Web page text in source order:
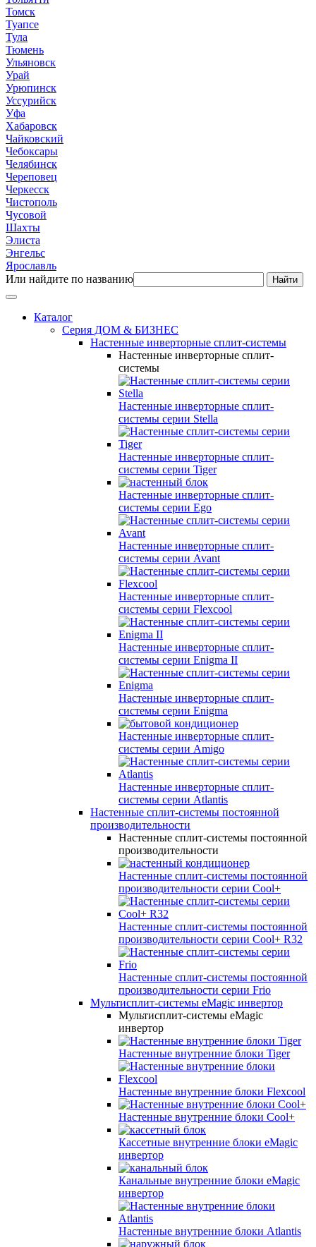
Томск
Туапсе
Тула
Тюмень
Ульяновск
Урай
Урюпинск
Уссурийск
Уфа
Хабаровск
Чайковский
Чебоксары
Челябинск
Череповец
Черкесск
Чистополь
Чусовой
Шахты
Элиста
Энгельс
Ярославль
Или найдите по названию
Каталог
Серия ДОМ & БИЗНЕС
Настенные инверторные сплит-системы
Настенные инверторные сплит-
системы
Настенные инверторные сплит-
системы серии Stella
Настенные инверторные сплит-
системы серии Tiger
Настенные инверторные сплит-
системы серии Ego
Настенные инверторные сплит-
системы серии Avant
Настенные инверторные сплит-
системы серии Flexcool
Настенные инверторные сплит-
системы серии Enigma II
Настенные инверторные сплит-
системы серии Enigma
Настенные инверторные сплит-
системы серии Amigo
Настенные инверторные сплит-
системы серии Atlantis
Настенные сплит-системы постоянной
производительности
Настенные сплит-системы постоянной
производительности
Настенные сплит-системы постоянной
производительности серии Cool+
Настенные сплит-системы постоянной
производительности серии Cool+ R32
Настенные сплит-системы постоянной
производительности серии Frio
Мультисплит-системы eMagic инвертор
Мультисплит-системы eMagic
инвертор
Настенные внутренние блоки Tiger
Настенные внутренние блоки Flexcool
Настенные внутренние блоки Cool+
Кассетные внутренние блоки eMagic
инвертор
Канальные внутренние блоки eMagic
инвертор
Настенные внутренние блоки Atlantis